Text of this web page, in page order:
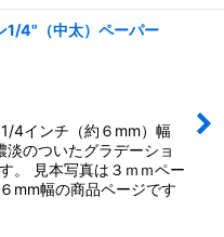
1/4"（中太）ペーパー
4インチ（約６mm）幅
のついたグラデーショ
。 見本写真は３ｍｍペー
mm幅の商品ページです